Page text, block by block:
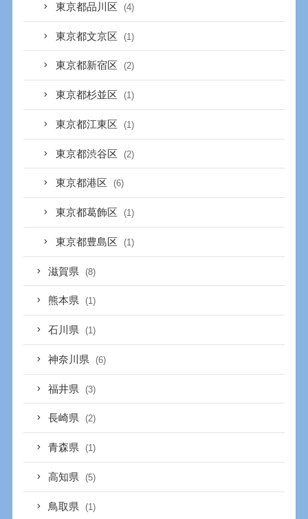
東京都品川区 (4)
東京都文京区 (1)
東京都新宿区 (2)
東京都杉並区 (1)
東京都江東区 (1)
東京都渋谷区 (2)
東京都港区 (6)
東京都葛飾区 (1)
東京都豊島区 (1)
滋賀県 (8)
熊本県 (1)
石川県 (1)
神奈川県 (6)
福井県 (3)
長崎県 (2)
青森県 (1)
高知県 (5)
鳥取県 (1)